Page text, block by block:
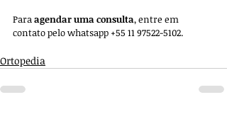
Para agendar uma consulta, entre em
contato pelo whatsapp +55 11 97522-5102.
Ortopedia